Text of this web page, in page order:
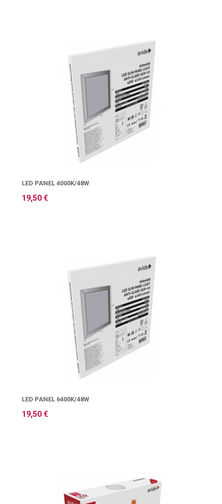
LED PANEL 4000K/48W
19,50 €
LED PANEL 6400K/48W
19,50 €